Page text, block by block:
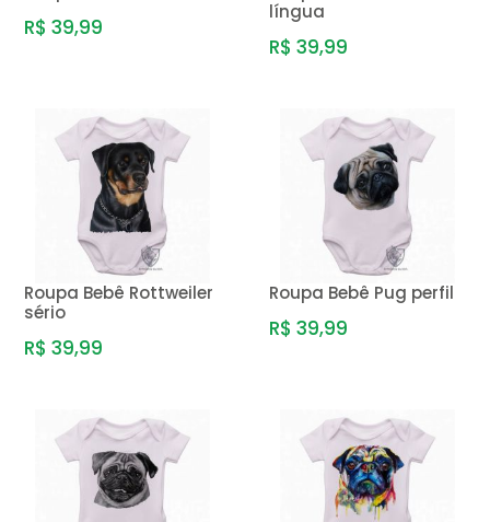
R$ 39,99
língua
R$ 39,99
Roupa Bebê Rottweiler
sério
R$ 39,99
Roupa Bebê Pug perfil
R$ 39,99